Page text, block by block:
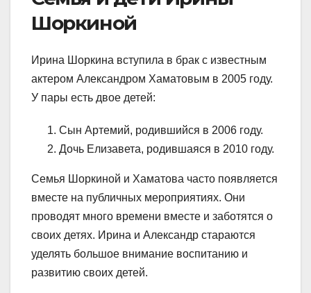
Шоркиной
Ирина Шоркина вступила в брак с известным
актером Александром Хаматовым в 2005 году.
У пары есть двое детей:
Сын Артемий, родившийся в 2006 году.
Дочь Елизавета, родившаяся в 2010 году.
Семья Шоркиной и Хаматова часто появляется
вместе на публичных мероприятиях. Они
проводят много времени вместе и заботятся о
своих детях. Ирина и Александр стараются
уделять большое внимание воспитанию и
развитию своих детей.